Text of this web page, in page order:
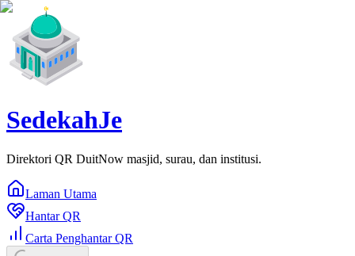
SedekahJe
Direktori QR DuitNow masjid, surau, dan institusi.
Laman Utama
Hantar QR
Carta Penghantar QR